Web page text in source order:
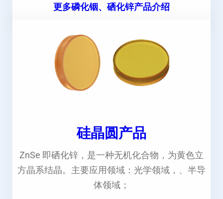
更多磷化铟、硒化锌产品介绍
硅晶圆产品
ZnSe 即硒化锌，是一种无机化合物，为黄色立
方晶系结晶。主要应用领域：光学领域，、半导
体领域；